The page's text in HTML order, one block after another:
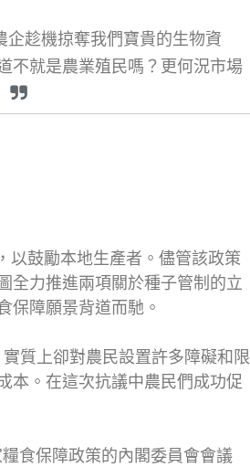
趁機掠奪我們寶貴的生物資
不就是農業殖民嗎？更何況市場
以鼓勵本地生產者。儘管該政策
全力推進兩項關於種子管制的立
保障願景背道而馳。
質上卻對農民設置許多障礙和限
本。在這次抗議中農民們成功促
食保障政策的內閣委員會會議